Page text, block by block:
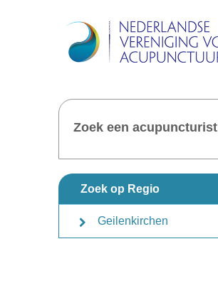
Zoek een acupuncturist
Zoek op Regio
Geilenkirchen